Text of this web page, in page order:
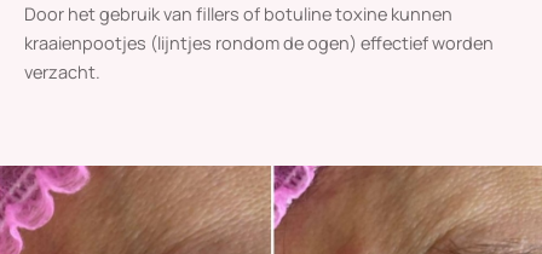
Door het gebruik van fillers of botuline toxine kunnen
kraaienpootjes (lijntjes rondom de ogen) effectief worden
verzacht.